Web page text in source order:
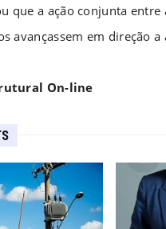
que a ação conjunta
avançassem em direção
On-line